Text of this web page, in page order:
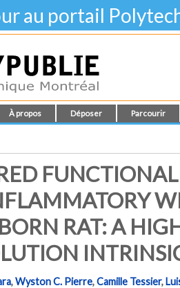
au portail
À propos Déposer Parcourir
RAT: A
,Wyston C. Pierre,Camille Tessier,